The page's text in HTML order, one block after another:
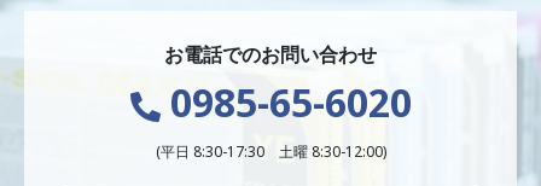
お電話でのお問い合わせ
0985-65-6020
(平日 8:30-17:30 土曜 8:30-12:00)